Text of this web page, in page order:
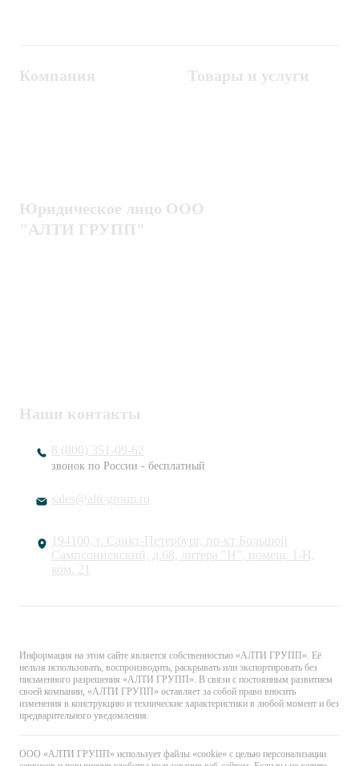
Компания Товары и услуги
Юридическое лицо ООО
"АЛТИ ГРУПП"
Наши контакты
8 (800) 351-09-62
звонок по России - бесплатный
sales@alti-group.ru
194100, г. Санкт-Петербург, пр-кт Большой
Сампсониевский, д.68, литера "Н", помещ. 1-Н,
ком. 21
Информация на этом сайте является собственностью «АЛТИ ГРУПП». Её
нельзя использовать, воспроизводить, раскрывать или экспортировать без
письменного разрешения «АЛТИ ГРУПП». В связи с постоянным развитием
своей компании, «АЛТИ ГРУПП» оставляет за собой право вносить
изменения в конструкцию и технические характеристики в любой момент и без
предварительного уведомления.
ООО «АЛТИ ГРУПП» использует файлы «cookie» с целью персонализации